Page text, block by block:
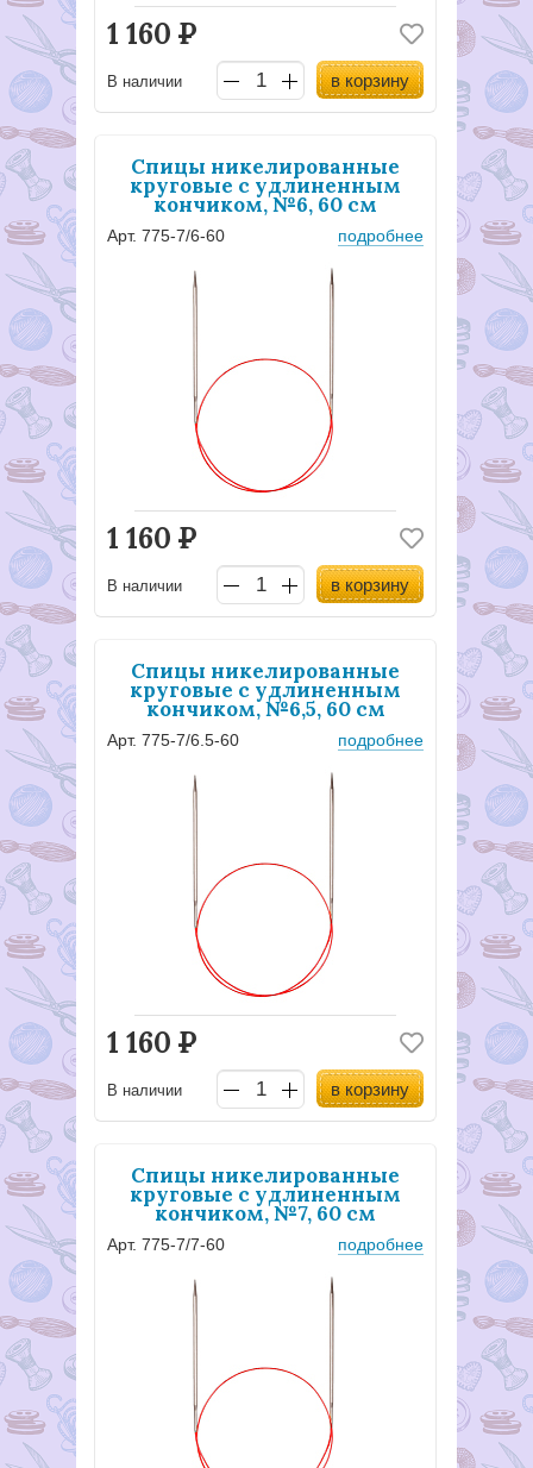
1 160 Р
В наличии в корзину
Спицы никелированные
круговые с удлиненным
кончиком, №6, 60 см
Арт. 775-7/6-60 подробнее
1 160 Р
В наличии в корзину
Спицы никелированные
круговые с удлиненным
кончиком, №6,5, 60 см
Арт. 775-7/6.5-60 подробнее
1 160 Р
В наличии в корзину
Спицы никелированные
круговые с удлиненным
кончиком, №7, 60 см
Арт. 775-7/7-60 подробнее